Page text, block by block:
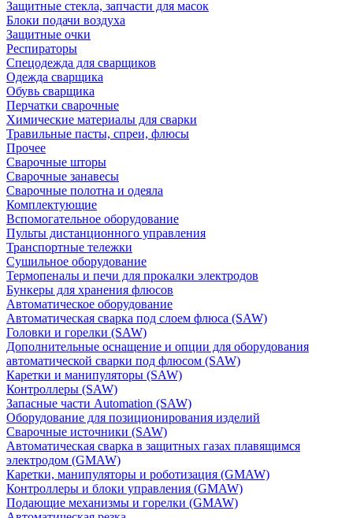
Защитные стекла, запчасти для масок
Блоки подачи воздуха
Защитные очки
Респираторы
Спецодежда для сварщиков
Одежда сварщика
Обувь сварщика
Перчатки сварочные
Химические материалы для сварки
Травильные пасты, спреи, флюсы
Прочее
Сварочные шторы
Сварочные занавесы
Сварочные полотна и одеяла
Комплектующие
Вспомогательное оборудование
Пульты дистанционного управления
Транспортные тележки
Сушильное оборудование
Термопеналы и печи для прокалки электродов
Бункеры для хранения флюсов
Автоматическое оборудование
Автоматическая сварка под слоем флюса (SAW)
Головки и горелки (SAW)
Дополнительные оснащение и опции для оборудования
автоматической сварки под флюсом (SAW)
Каретки и манипуляторы (SAW)
Контроллеры (SAW)
Запасные части Automation (SAW)
Оборудование для позиционирования изделий
Сварочные источники (SAW)
Автоматическая сварка в защитных газах плавящимся
электродом (GMAW)
Каретки, манипуляторы и роботизация (GMAW)
Контроллеры и блоки управления (GMAW)
Подающие механизмы и горелки (GMAW)